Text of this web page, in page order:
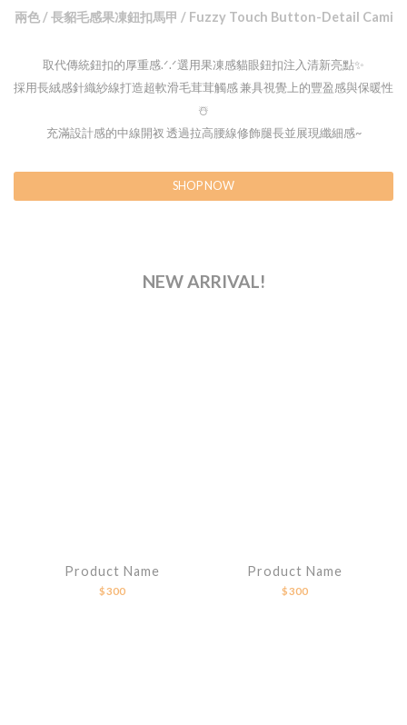
兩色 / 長貂毛感果凍鈕扣馬甲 / Fuzzy Touch Button-Detail Cami
取代傳統鈕扣的厚重感.ᐟ.ᐟ選用果凍感貓眼鈕扣注入清新亮點✨
採用長絨感針織紗線打造超軟滑毛茸茸觸感 兼具視覺上的豐盈感與保暖性
☃️
充滿設計感的中線開衩 透過拉高腰線修飾腿長並展現纖細感~
SHOP NOW
NEW ARRIVAL!
Product Name
$300
Product Name
$300